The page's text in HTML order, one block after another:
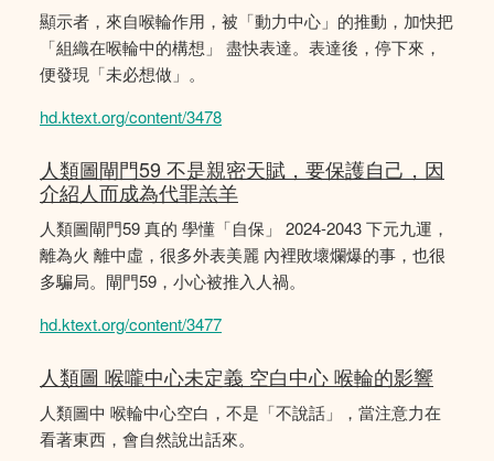
顯示者，來自喉輪作用，被「動力中心」的推動，加快把
「組織在喉輪中的構想」 盡快表達。表達後，停下來，
便發現「未必想做」。
hd.ktext.org/content/3478
人類圖閘門59 不是親密天賦，要保護自己，因
介紹人而成為代罪羔羊
人類圖閘門59 真的 學懂「自保」 2024-2043 下元九運，
離為火 離中虛，很多外表美麗 內裡敗壞爛爆的事，也很
多騙局。閘門59，小心被推入人禍。
hd.ktext.org/content/3477
人類圖 喉嚨中心未定義 空白中心 喉輪的影響
人類圖中 喉輪中心空白，不是「不說話」，當注意力在
看著東西，會自然說出話來。